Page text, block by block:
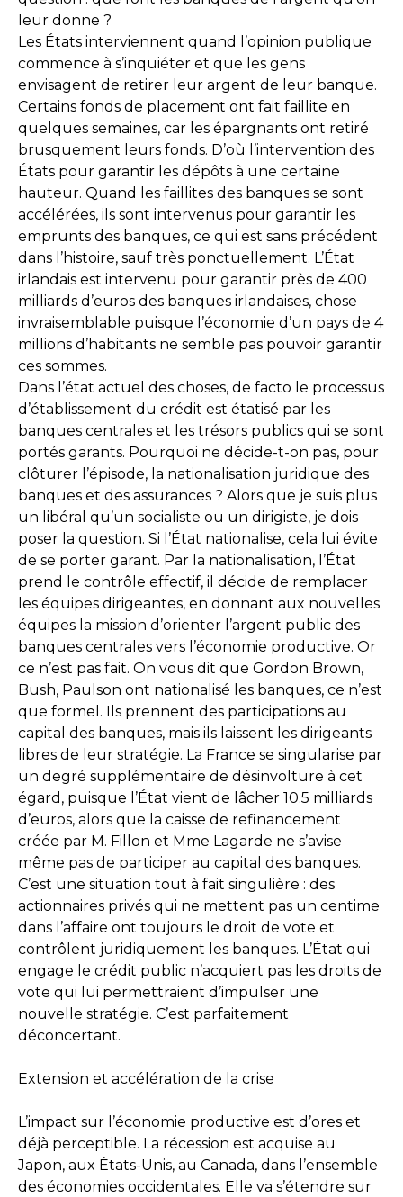
leur donne ?
Les États interviennent quand l’opinion publique
commence à s’inquiéter et que les gens
envisagent de retirer leur argent de leur banque.
Certains fonds de placement ont fait faillite en
quelques semaines, car les épargnants ont retiré
brusquement leurs fonds. D’où l’intervention des
États pour garantir les dépôts à une certaine
hauteur. Quand les faillites des banques se sont
accélérées, ils sont intervenus pour garantir les
emprunts des banques, ce qui est sans précédent
dans l’histoire, sauf très ponctuellement. L’État
irlandais est intervenu pour garantir près de 400
milliards d’euros des banques irlandaises, chose
invraisemblable puisque l’économie d’un pays de 4
millions d’habitants ne semble pas pouvoir garantir
ces sommes.
Dans l’état actuel des choses, de facto le processus
d’établissement du crédit est étatisé par les
banques centrales et les trésors publics qui se sont
portés garants. Pourquoi ne décide-t-on pas, pour
clôturer l’épisode, la nationalisation juridique des
banques et des assurances ? Alors que je suis plus
un libéral qu’un socialiste ou un dirigiste, je dois
poser la question. Si l’État nationalise, cela lui évite
de se porter garant. Par la nationalisation, l’État
prend le contrôle effectif, il décide de remplacer
les équipes dirigeantes, en donnant aux nouvelles
équipes la mission d’orienter l’argent public des
banques centrales vers l’économie productive. Or
ce n’est pas fait. On vous dit que Gordon Brown,
Bush, Paulson ont nationalisé les banques, ce n’est
que formel. Ils prennent des participations au
capital des banques, mais ils laissent les dirigeants
libres de leur stratégie. La France se singularise par
un degré supplémentaire de désinvolture à cet
égard, puisque l’État vient de lâcher 10.5 milliards
d’euros, alors que la caisse de refinancement
créée par M. Fillon et Mme Lagarde ne s’avise
même pas de participer au capital des banques.
C’est une situation tout à fait singulière : des
actionnaires privés qui ne mettent pas un centime
dans l’affaire ont toujours le droit de vote et
contrôlent juridiquement les banques. L’État qui
engage le crédit public n’acquiert pas les droits de
vote qui lui permettraient d’impulser une
nouvelle stratégie. C’est parfaitement
déconcertant.
Extension et accélération de la crise
L’impact sur l’économie productive est d’ores et
déjà perceptible. La récession est acquise au
Japon, aux États-Unis, au Canada, dans l’ensemble
des économies occidentales. Elle va s’étendre sur